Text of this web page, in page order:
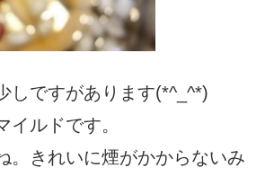
しですがあります(*^_^*)
イルドです。
。きれいに煙がかからないみ